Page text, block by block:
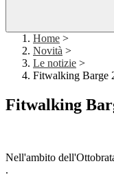
Home >
Novità >
Le notizie >
Fitwalking Barge
Fitwalking
Nell'ambito
.